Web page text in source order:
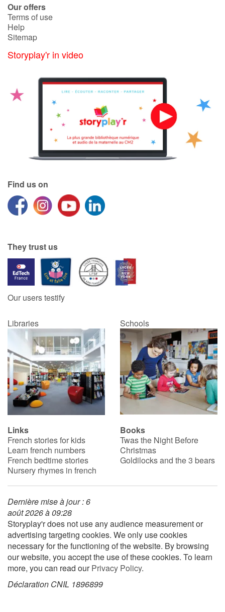
Our offers
Terms of use
Help
Sitemap
Storyplay'r in video
Find us on
They trust us
Our users testify
Libraries Schools
Links
French stories for kids
Learn french numbers
French bedtime stories
Nursery rhymes in french
Books
Twas the Night Before
Christmas
Goldilocks and the 3 bears
Dernière mise à jour : 6
août 2026 à 09:28
Storyplay'r does not use any audience measurement or
advertising targeting cookies. We only use cookies
necessary for the functioning of the website. By browsing
our website, you accept the use of these cookies. To learn
more, you can read ourPrivacy Policy.
Déclaration CNIL 1896899